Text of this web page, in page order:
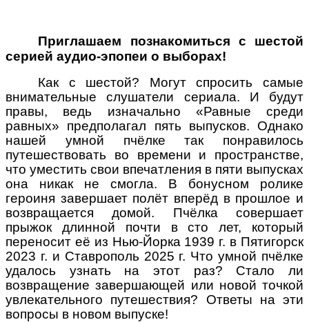
Приглашаем познакомиться с шестой
серией аудио-эпопеи о выборах!
Как с шестой? Могут спросить самые
внимательные слушатели сериала. И будут
правы, ведь изначально «Равные среди
равных» предполагал пять выпусков. Однако
нашей умной пчёлке так понравилось
путешествовать во времени и пространстве,
что уместить свои впечатления в пяти выпусках
она никак не смогла. В бонусном ролике
героиня завершает полёт вперёд в прошлое и
возвращается домой. Пчёлка совершает
прыжок длинной почти в сто лет, который
переносит её из Нью-Йорка 1939 г. в Пятигорск
2023 г. и Ставрополь 2025 г. Что умной пчёлке
удалось узнать на этот раз? Стало ли
возвращение завершающей или новой точкой
увлекательного путешествия? Ответы на эти
вопросы в новом выпуске!